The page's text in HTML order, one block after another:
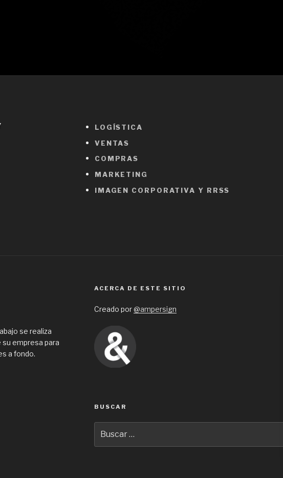
LOGÍSTICA
VENTAS
COMPRAS
MARKETING
IMAGEN CORPORATIVA Y RRSS
se realiza
empresa para
a fondo.
ACERCA DE ESTE SITIO
Creado por@ampersign
BUSCAR
por: